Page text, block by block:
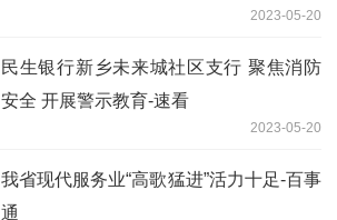
2023-05-20
民生银行新乡未来城社区支行 聚焦消防
安全 开展警示教育-速看
2023-05-20
我省现代服务业“高歌猛进”活力十足-百事
通